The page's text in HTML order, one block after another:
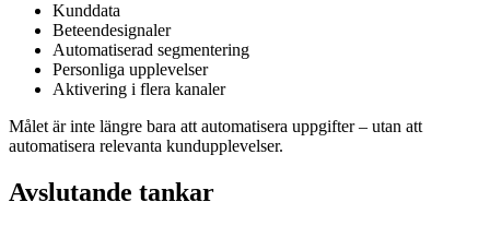
Kunddata
Beteendesignaler
Automatiserad segmentering
Personliga upplevelser
Aktivering i flera kanaler
Målet är inte längre bara att automatisera uppgifter – utan att
automatisera relevanta kundupplevelser.
Avslutande tankar